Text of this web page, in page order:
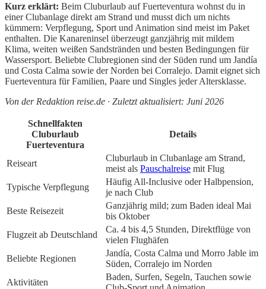
Kurz erklärt: Beim Cluburlaub auf Fuerteventura wohnst du in
einer Clubanlage direkt am Strand und musst dich um nichts
kümmern: Verpflegung, Sport und Animation sind meist im Paket
enthalten. Die Kanareninsel überzeugt ganzjährig mit mildem
Klima, weiten weißen Sandstränden und besten Bedingungen für
Wassersport. Beliebte Clubregionen sind der Süden rund um Jandía
und Costa Calma sowie der Norden bei Corralejo. Damit eignet sich
Fuerteventura für Familien, Paare und Singles jeder Altersklasse.
Von der Redaktion reise.de · Zuletzt aktualisiert: Juni 2026
Schnellfakten
Cluburlaub
Fuerteventura
Details
Reiseart
Cluburlaub in Clubanlage am Strand,
meist als Pauschalreise mit Flug
Typische Verpflegung
Häufig All-Inclusive oder Halbpension,
je nach Club
Beste Reisezeit
Ganzjährig mild; zum Baden ideal Mai
bis Oktober
Flugzeit ab Deutschland
Ca. 4 bis 4,5 Stunden, Direktflüge von
vielen Flughäfen
Beliebte Regionen
Jandía, Costa Calma und Morro Jable im
Süden, Corralejo im Norden
Aktivitäten
Baden, Surfen, Segeln, Tauchen sowie